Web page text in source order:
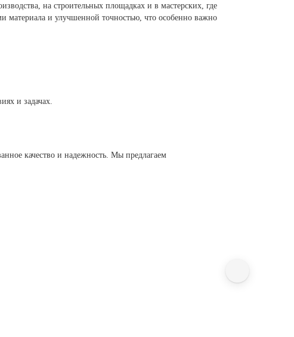
на строительных площадках и в мастерских, где
материала и улучшенной точностью, что особенно важно
и задачах.
качество и надежность. Мы предлагаем